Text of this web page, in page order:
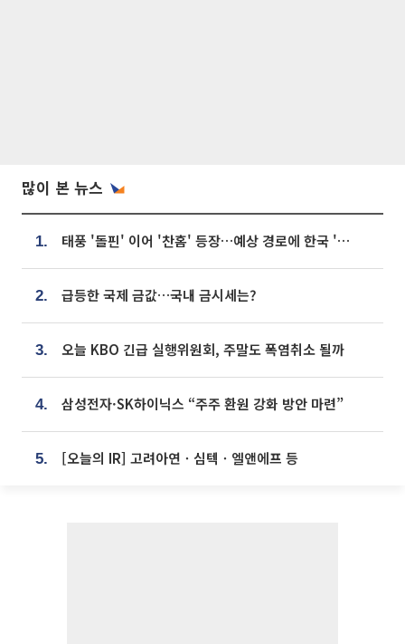
많이 본 뉴스
1. 태풍 '돌핀' 이어 '찬홈' 등장…예상 경로에 한국 '한숨'
2. 급등한 국제 금값…국내 금시세는?
3. 오늘 KBO 긴급 실행위원회, 주말도 폭염취소 될까
4. 삼성전자·SK하이닉스 “주주 환원 강화 방안 마련”
5. [오늘의 IR] 고려아연ㆍ심텍ㆍ엘앤에프 등